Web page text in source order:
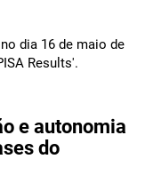
dia 16 de maio de
Results'.
e autonomia
do